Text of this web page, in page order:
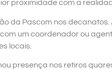
proximidade com a
da Pascom nos
um coordenador ou
locais.
presença nos retiros